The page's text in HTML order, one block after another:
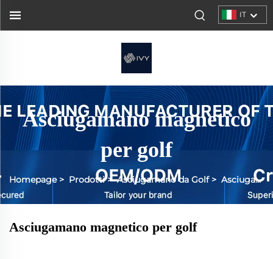
IT
Asciugamano magnetico
per golf
Homepage> Prodotti>Asciugamano da Golf> Asciugamano da Golf Magnetico
Asciugamano magnetico per golf